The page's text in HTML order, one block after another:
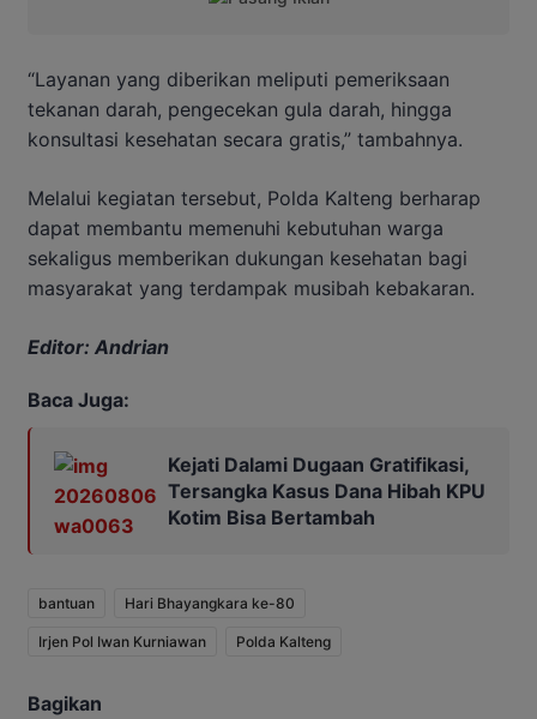
“Layanan yang diberikan meliputi pemeriksaan
tekanan darah, pengecekan gula darah, hingga
konsultasi kesehatan secara gratis,” tambahnya.
Melalui kegiatan tersebut, Polda Kalteng berharap
dapat membantu memenuhi kebutuhan warga
sekaligus memberikan dukungan kesehatan bagi
masyarakat yang terdampak musibah kebakaran.
Editor: Andrian
Baca Juga:
Kejati Dalami Dugaan Gratifikasi,
Tersangka Kasus Dana Hibah KPU
Kotim Bisa Bertambah
bantuan Hari Bhayangkara ke-80
Irjen Pol Iwan Kurniawan Polda Kalteng
Bagikan